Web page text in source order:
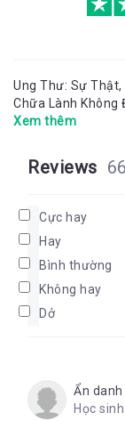
Ung Thư: Sự Thật,
Chữa Lành Không
Xem thêm
Reviews 66
Cực hay
Hay
Bình thường
Không hay
Dở
Ẩn danh
Học sinh